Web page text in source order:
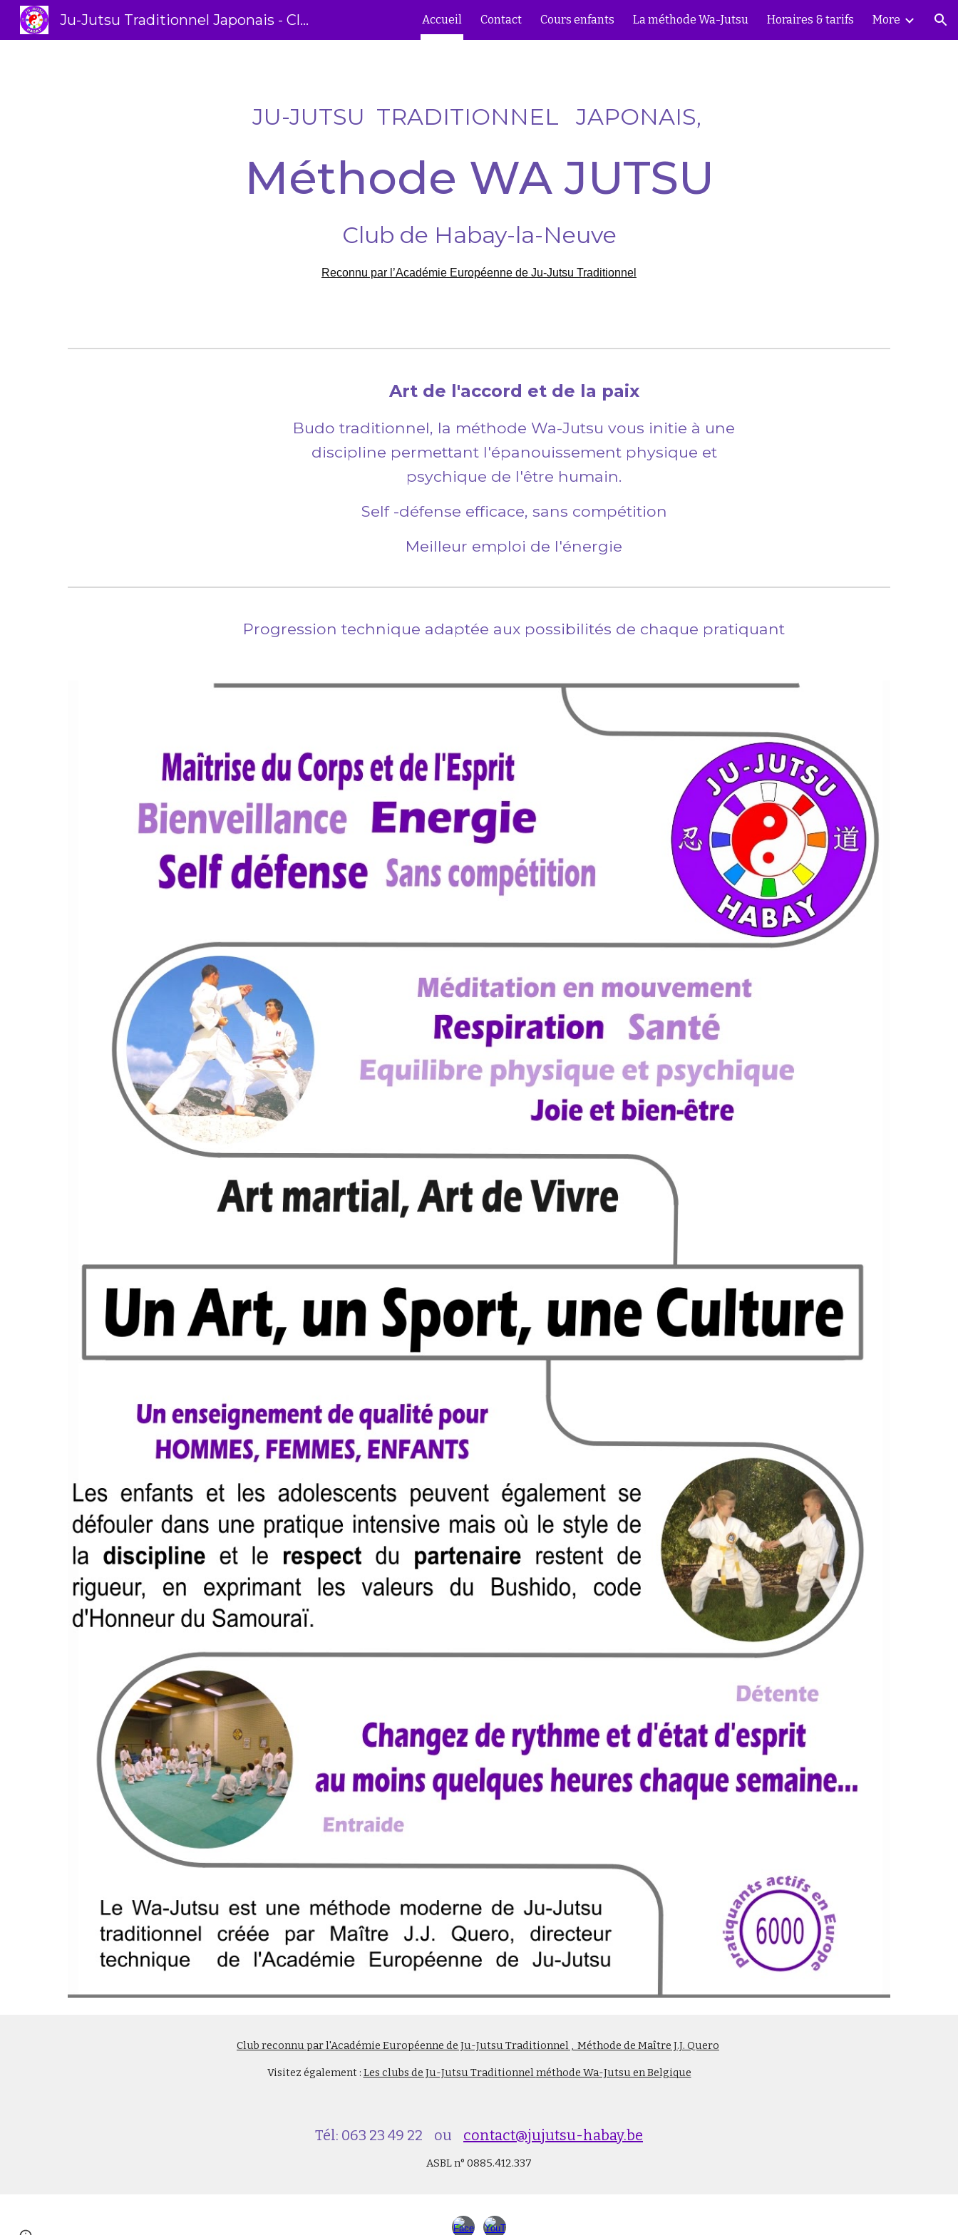
Skip to main content Skip to navigation
Ju-Jutsu Traditionnel Japonais - Club Habay-La-Neuve - Méthode Wa-Jutsu Accueil Contact Cours enfants La méthode Wa-Jutsu Horaires & tarifs More
JU-JUTSU TRADITIONNEL JAPONAIS,
Méthode WA JUTSU
Club de Habay-la-Neuve
Reconnu par l’Académie Européenne de Ju-Jutsu Traditionnel
Art de l'accord et de la paix
Budo traditionnel, la méthode Wa-Jutsu vous initie à une
discipline permettant l'épanouissement physique et
psychique de l'être humain.
Self -défense efficace, sans compétition
Meilleur emploi de l'énergie
Progression technique adaptée aux possibilités de chaque pratiquant
Club reconnu par l'Académie Européenne de Ju-Jutsu Traditionnel , Méthode de Maître J.J. Quero
Visitez également : Les clubs de Ju-Jutsu Traditionnelméthode Wa-Jutsu en Belgique
Tél: 063 23 49 22 ou contact@jujutsu-habay.be
ASBL n° 0885.412.337